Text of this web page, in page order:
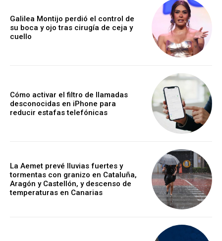
Galilea Montijo perdió el control de
su boca y ojo tras cirugía de ceja y
cuello
Cómo activar el filtro de llamadas
desconocidas en iPhone para
reducir estafas telefónicas
La Aemet prevé lluvias fuertes y
tormentas con granizo en Cataluña,
Aragón y Castellón, y descenso de
temperaturas en Canarias